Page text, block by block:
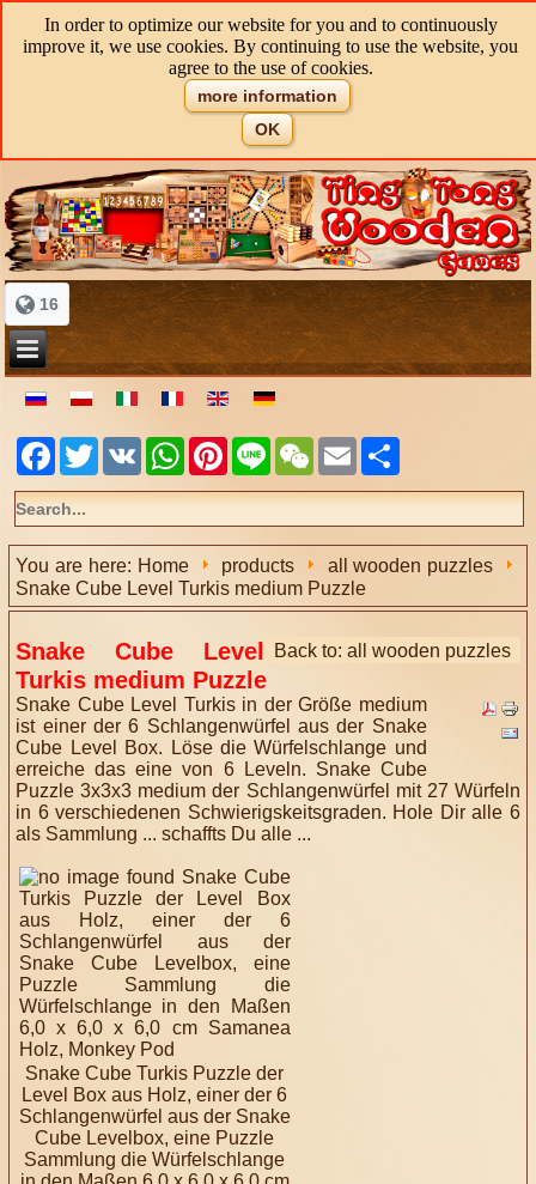
In order to optimize our website for you and to continuously
improve it, we use cookies. By continuing to use the website, you
agree to the use of cookies.
more information
OK
16
Facebook
TwitterVK WhatsApp
Pinterest
Line WeChatEmail
You are here: Home products
all wooden puzzles
Snake Cube Level Turkis medium Puzzle
Back to: all wooden puzzles
Snake Cube Level
Turkis medium Puzzle
Snake Cube Level Turkis in der Größe medium
ist einer der 6 Schlangenwürfel aus der Snake
Cube Level Box. Löse die Würfelschlange und
erreiche das eine von 6 Leveln. Snake Cube
Puzzle 3x3x3 medium der Schlangenwürfel mit 27 Würfeln
in 6 verschiedenen Schwierigskeitsgraden. Hole Dir alle 6
als Sammlung ... schaffts Du alle ...
Snake Cube Turkis Puzzle der
Level Box aus Holz, einer der 6
Schlangenwürfel aus der Snake
Cube Levelbox, eine Puzzle
Sammlung die Würfelschlange